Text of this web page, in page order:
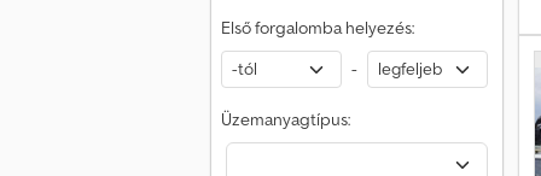
Első forgalomba helyezés:
-
Üzemanyagtípus: